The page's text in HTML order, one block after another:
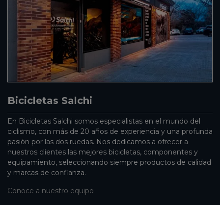
Bicicletas Salchi
En Bicicletas Salchi somos especialistas en el mundo del
ciclismo, con más de 20 años de experiencia y una profunda
pasión por las dos ruedas. Nos dedicamos a ofrecer a
nuestros clientes las mejores bicicletas, componentes y
equipamiento, seleccionando siempre productos de calidad
y marcas de confianza.
Conoce a nuestro equipo